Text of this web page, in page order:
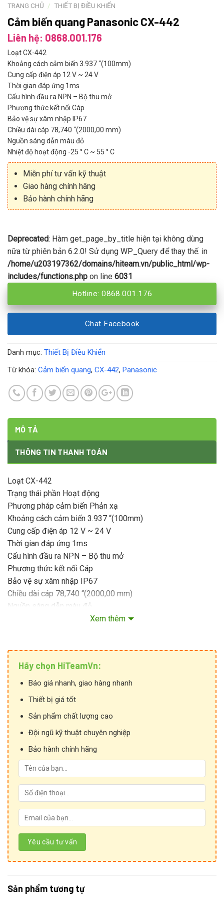
TRANG CHỦ / THIẾT BỊ ĐIỀU KHIỂN
Cảm biến quang Panasonic CX-442
Liên hệ: 0868.001.176
Loạt CX-442
Khoảng cách cảm biến 3.937 “(100mm)
Cung cấp điện áp 12 V ~ 24 V
Thời gian đáp ứng 1ms
Cấu hình đầu ra NPN – Bộ thu mở
Phương thức kết nối Cáp
Bảo vệ sự xâm nhập IP67
Chiều dài cáp 78,740 “(2000,00 mm)
Nguồn sáng dẫn màu đỏ
Nhiệt độ hoạt động -25 ° C ~ 55 ° C
Miễn phí tư vấn kỹ thuật
Giao hàng chính hãng
Bảo hành chính hãng
Deprecated: Hàm get_page_by_title hiện tại không dùng
nữa từ phiên bản 6.2.0! Sử dụng WP_Query để thay thế. in
/home/u203197362/domains/hiteam.vn/public_html/wp-
includes/functions.php on line 6031
Hotline: 0868.001.176
Chat Facebook
Danh mục: Thiết Bị Điều Khiển
Từ khóa: Cảm biến quang, CX-442, Panasonic
MÔ TẢ
THÔNG TIN THANH TOÁN
Loạt CX-442
Trạng thái phần Hoạt động
Phương pháp cảm biến Phản xạ
Khoảng cách cảm biến 3.937 “(100mm)
Cung cấp điện áp 12 V ~ 24 V
Thời gian đáp ứng 1ms
Cấu hình đầu ra NPN – Bộ thu mở
Phương thức kết nối Cáp
Bảo vệ sự xâm nhập IP67
Chiều dài cáp 78,740 “(2000,00 mm)
Nguồn sáng dẫn màu đỏ
Nhiệt độ hoạt động -25 ° C ~ 55 ° C
Xem thêm
Hãy chọn HiTeamVn:
Báo giá nhanh, giao hàng nhanh
Thiết bị giá tốt
Sản phẩm chất lượng cao
Đội ngũ kỹ thuật chuyên nghiệp
Bảo hành chính hãng
Sản phẩm tương tự